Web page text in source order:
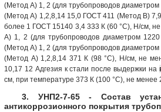
(Метод А) 1, 2 (для трубопроводов
(Метод А) 1,2,8,14 15,0 ГОСТ 411 (Метод В)
более 1 ГОСТ 15140 3,4 333 К (60 °С), Н/см,
А) 1, 2 (для трубопроводов диаметром
(Метод А) 1, 2 (для трубопроводов
(Метод А) 1,2,8,14 371 К (98 °С), Н/см, не
10,17 12 Адгезия к стали после выдержки на
см, при температуре 373 К (100 °С), не менее
3. УНП2-7-65 - Состав
антикоррозионного покрытия